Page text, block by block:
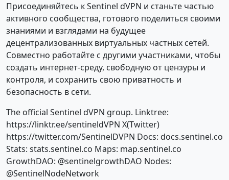
Присоединяйтесь к Sentinel dVPN и станьте частью
активного сообщества, готового поделиться своими
знаниями и взглядами на будущее
децентрализованных виртуальных частных сетей.
Совместно работайте с другими участниками, чтобы
создать интернет-среду, свободную от цензуры и
контроля, и сохранить свою приватность и
безопасность в сети.
The official Sentinel dVPN group. Linktree:
https://linktr.ee/sentineldVPN X(Twitter)
https://twitter.com/SentinelDVPN Docs: docs.sentinel.co
Stats: stats.sentinel.co Maps: map.sentinel.co
GrowthDAO: @sentinelgrowthDAO Nodes:
@SentinelNodeNetwork